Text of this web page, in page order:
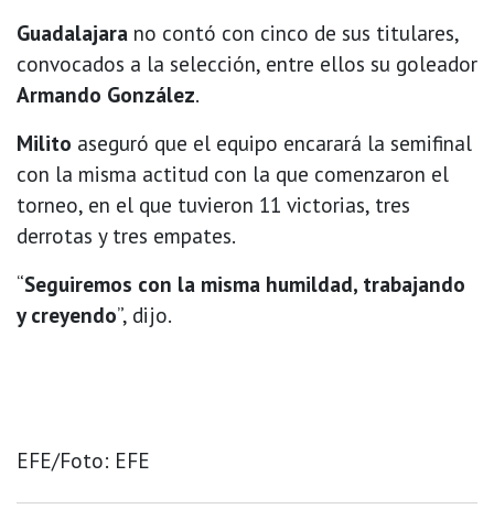
Guadalajara no contó con cinco de sus titulares,
convocados a la selección, entre ellos su goleador
Armando González.
Milito aseguró que el equipo encarará la semifinal
con la misma actitud con la que comenzaron el
torneo, en el que tuvieron 11 victorias, tres
derrotas y tres empates.
“Seguiremos con la misma humildad, trabajando
y creyendo”, dijo.
EFE/Foto: EFE